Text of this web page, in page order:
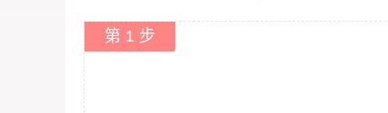
第 1 步